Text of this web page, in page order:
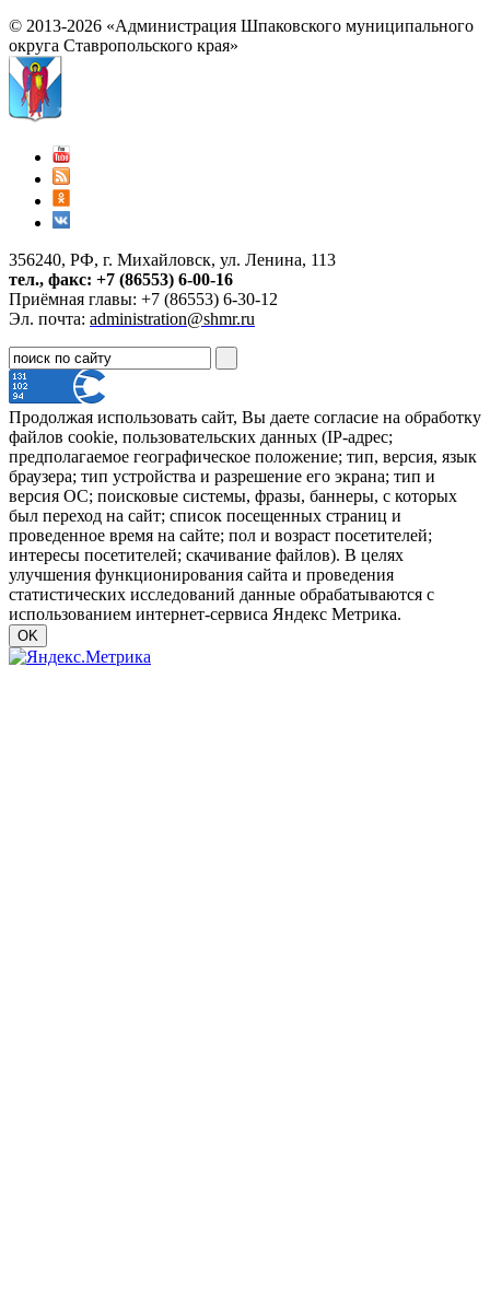
© 2013-2026 «Администрация Шпаковского муниципального
округа Ставропольского края»
356240, РФ, г. Михайловск, ул. Ленина, 113
тел., факс: +7 (86553) 6-00-16
Приёмная главы: +7 (86553) 6-30-12
Эл. почта: administration@shmr.ru
Продолжая использовать сайт, Вы даете согласие на обработку
файлов cookie, пользовательских данных (IP-адрес;
предполагаемое географическое положение; тип, версия, язык
браузера; тип устройства и разрешение его экрана; тип и
версия ОС; поисковые системы, фразы, баннеры, с которых
был переход на сайт; список посещенных страниц и
проведенное время на сайте; пол и возраст посетителей;
интересы посетителей; скачивание файлов). В целях
улучшения функционирования сайта и проведения
статистических исследований данные обрабатываются с
использованием интернет-сервиса Яндекс Метрика.
OK